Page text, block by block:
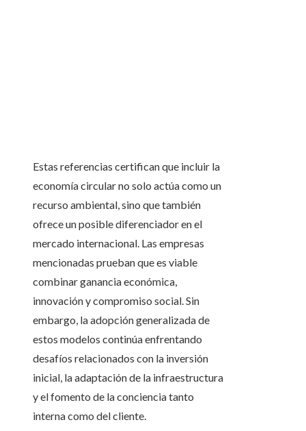
Estas referencias certifican que incluir la
economía circular no solo actúa como un
recurso ambiental, sino que también
ofrece un posible diferenciador en el
mercado internacional. Las empresas
mencionadas prueban que es viable
combinar ganancia económica,
innovación y compromiso social. Sin
embargo, la adopción generalizada de
estos modelos continúa enfrentando
desafíos relacionados con la inversión
inicial, la adaptación de la infraestructura
y el fomento de la conciencia tanto
interna como del cliente.